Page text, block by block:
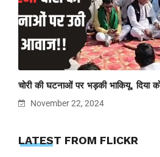
चोरी की घटनाओं पर भड़की भाकियू, दिया
November 22, 2024
LATEST FROM FLICKR